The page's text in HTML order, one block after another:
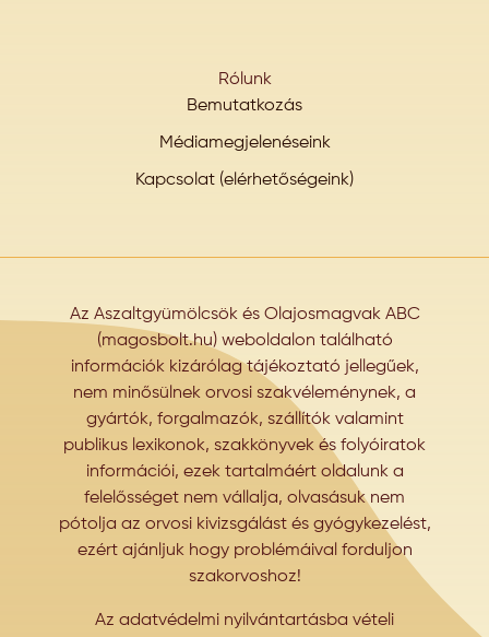
Rólunk
Bemutatkozás
Médiamegjelenéseink
Kapcsolat (elérhetőségeink)
Az Aszaltgyümölcsök és Olajosmagvak ABC
(magosbolt.hu) weboldalon található
információk kizárólag tájékoztató jellegűek,
nem minősülnek orvosi szakvéleménynek, a
gyártók, forgalmazók, szállítók valamint
publikus lexikonok, szakkönyvek és folyóiratok
információi, ezek tartalmáért oldalunk a
felelősséget nem vállalja, olvasásuk nem
pótolja az orvosi kivizsgálást és gyógykezelést,
ezért ajánljuk hogy problémáival forduljon
szakorvoshoz!
Az adatvédelmi nyilvántartásba vételi